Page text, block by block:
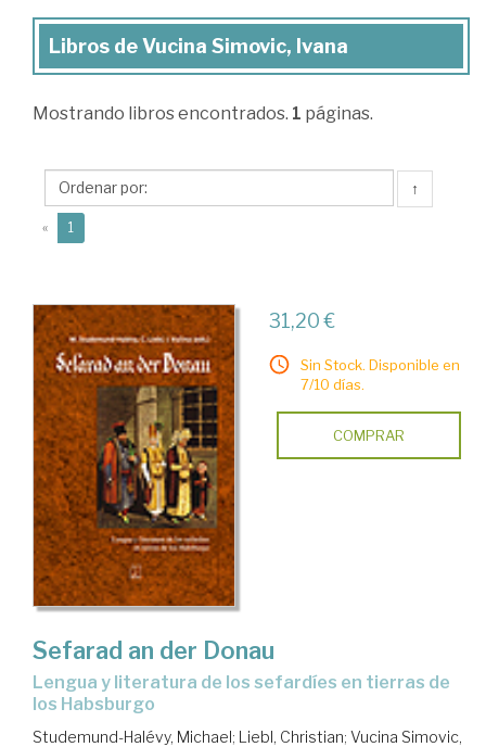
Libros
Vucina
Ivana
Libros de Vucina Simovic, Ivana
Mostrando libros encontrados. 1 páginas.
↑
« 1
31,20 €
Sin Stock. Disponible en
7/10 días.
COMPRAR
Sefarad an der Donau
lengua y literatura de los sefardíes en tierras de
los Habsburgo
Studemund-Halévy, Michael; Liebl, Christian; Vucina Simovic,